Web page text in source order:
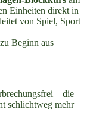
Einheiten direkt in
von Spiel, Sport
Beginn aus
– die
schlichtweg mehr